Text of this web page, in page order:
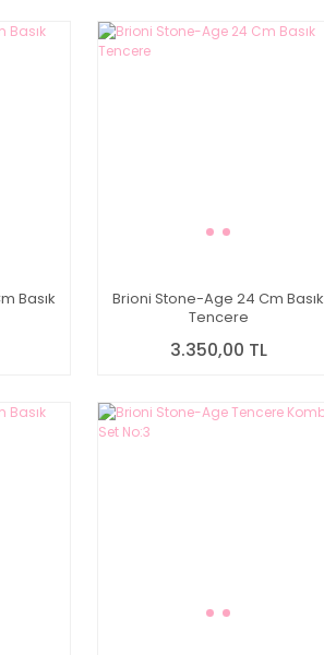
Basık
Brioni Stone-Age 24 Cm Basık
Tencere
3.350,00 TL